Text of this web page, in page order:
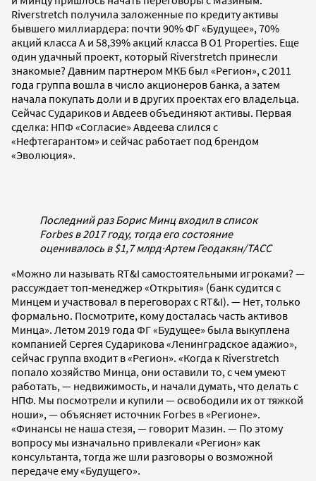
Riverstretch получила заложенные по кредиту активы
бывшего миллиардера: почти 90% ФГ «Будущее», 70%
акций класса А и 58,39% акций класса B O1 Properties. Еще
один удачный проект, который Riverstretch принесли
знакомые? Давним партнером МКБ был «Регион», с 2011
года группа вошла в число акционеров банка, а затем
начала покупать доли и в других проектах его владельца.
Сейчас Судариков и Авдеев объединяют активы. Первая
сделка: НПФ «Согласие» Авдеева слился с
«Нефтегарантом» и сейчас работает под брендом
«Эволюция».
Последний раз Борис Минц входил в список
Forbes в 2017 году, тогда его состояние
оценивалось в $1,7 млрд·Артем Геодакян/ТАСС
«Можно ли называть RT&I самостоятельными игроками? —
рассуждает топ-менеджер «Открытия» (банк судится с
Минцем и участвовал в переговорах с RT&I). — Нет, только
формально. Посмотрите, кому досталась часть активов
Минца». Летом 2019 года ФГ «Будущее» была выкуплена
компанией Сергея Сударикова «Ленинградское адажио»,
сейчас группа входит в «Регион». «Когда к Riverstretch
попало хозяйство Минца, они оставили то, с чем умеют
работать, — недвижимость, и начали думать, что делать с
НПФ. Мы посмотрели и купили — освободили их от тяжкой
ноши», — объясняет источник Forbes в «Регионе».
«Финансы не наша стезя, — говорит Мазин. — По этому
вопросу мы изначально привлекали «Регион» как
консультанта, тогда же шли разговоры о возможной
передаче ему «Будущего».